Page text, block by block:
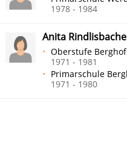
1978 - 1984
Anita
Oberstufe Berghof
1971 - 1981
Primarschule
1971 - 1980